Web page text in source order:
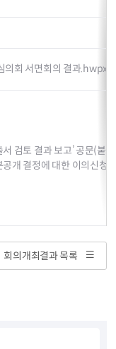
의회 서면회의 결과.hwpx
검토 결과 보고’ 공문(붙
개 결정에 대한 이의신청
회의개최결과 목록